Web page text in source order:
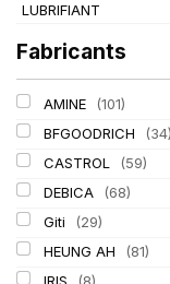
LUBRIFIANT
Fabricants
AMINE
(101)
BFGOODRICH
(34)
CASTROL
(59)
DEBICA
(68)
Giti
(29)
HEUNG AH
(81)